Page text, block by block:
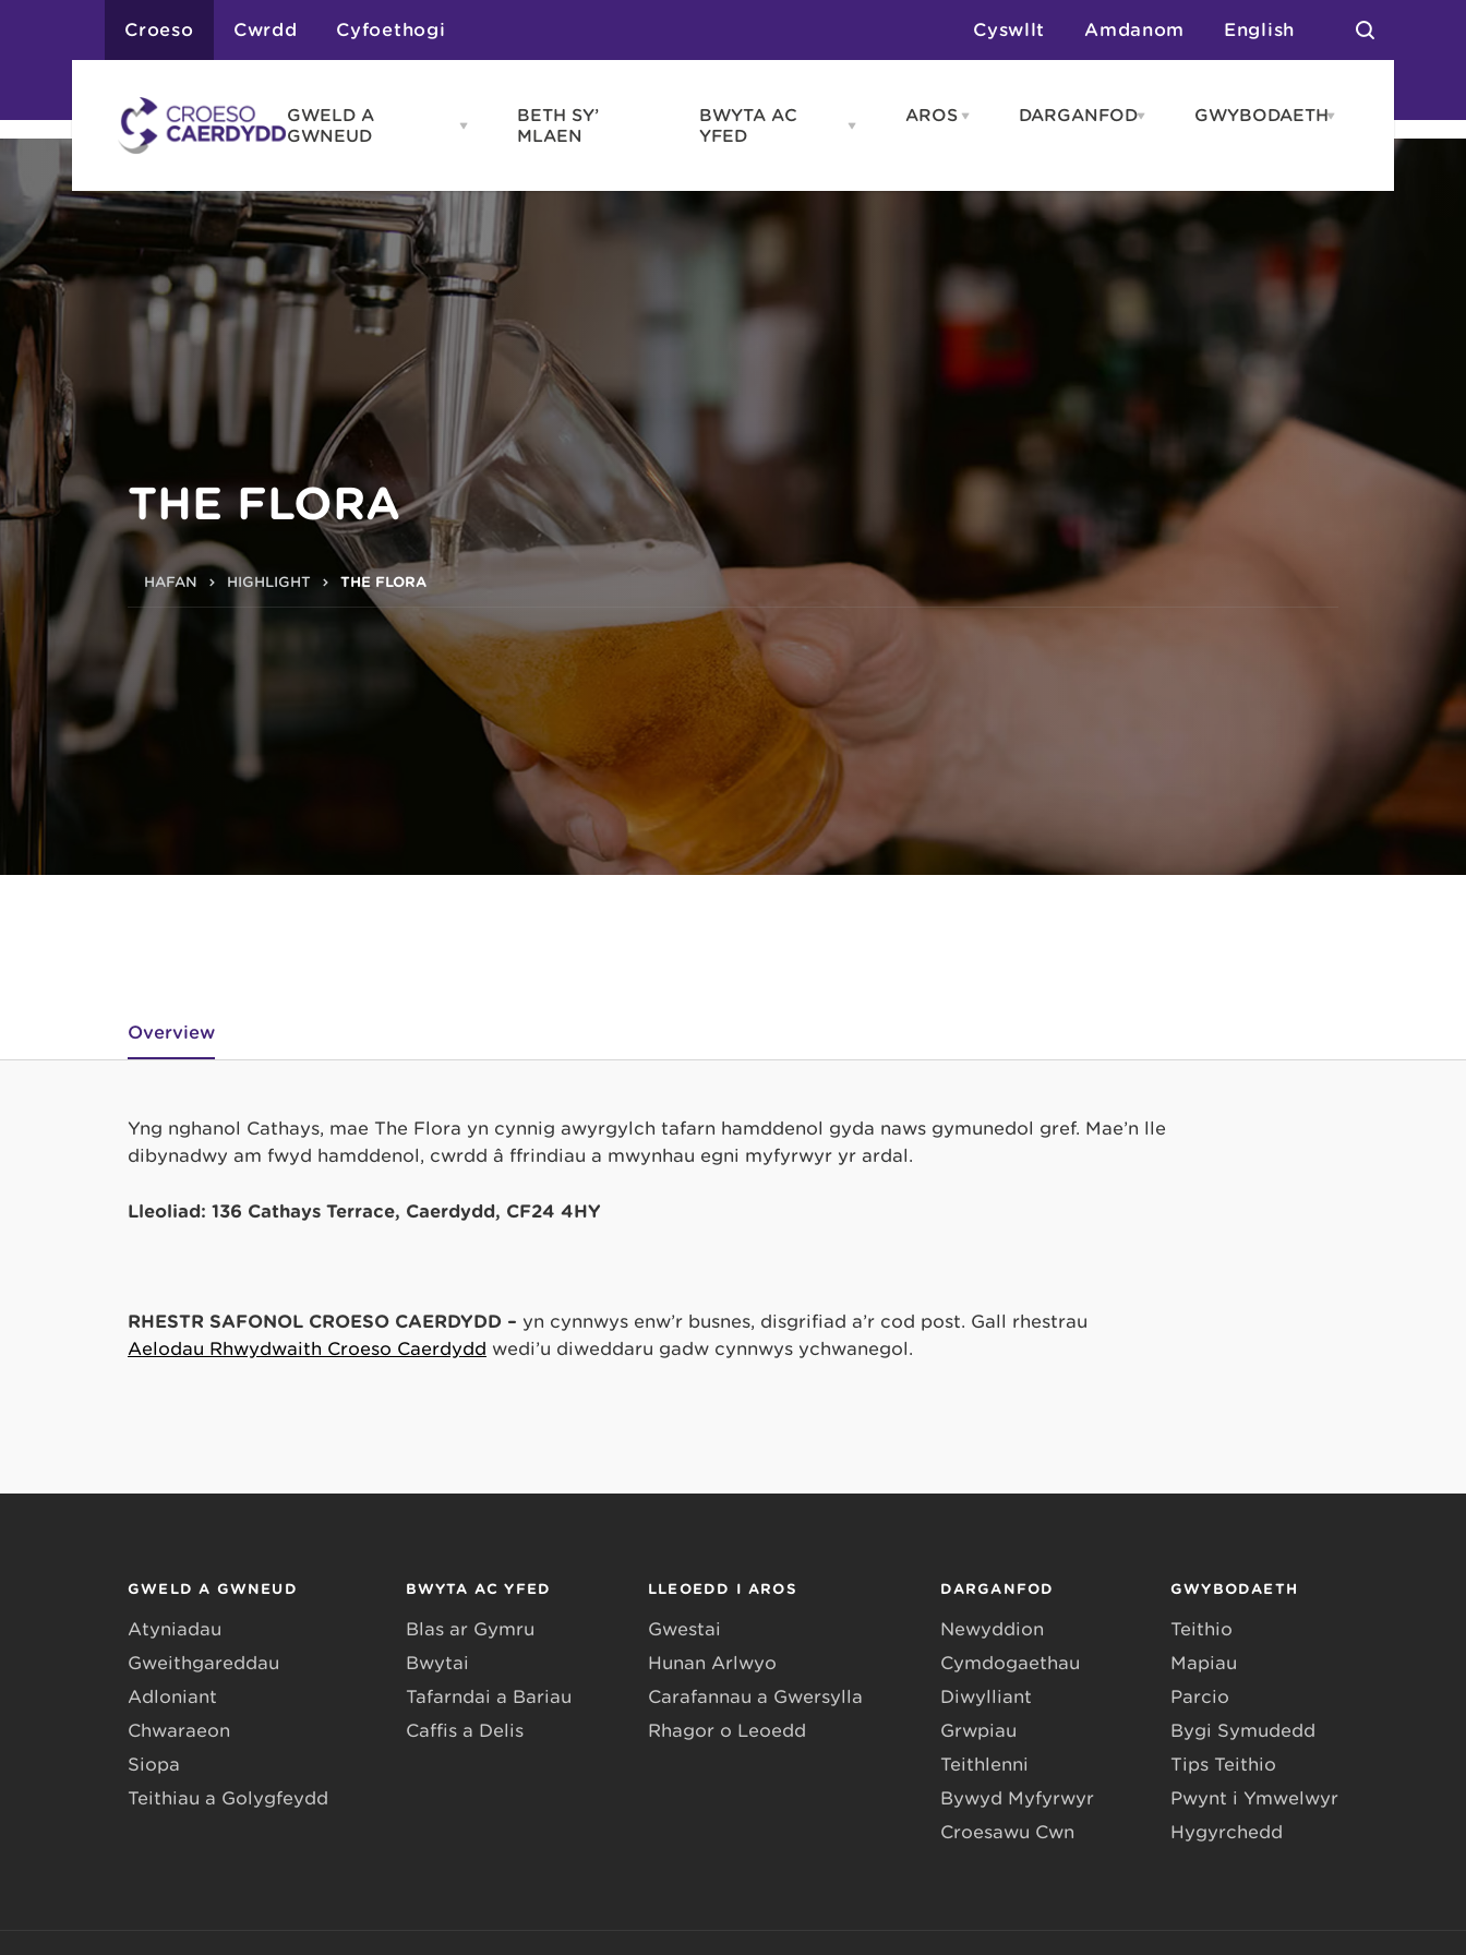
Croeso Cwrdd Cyfoethogi Cyswllt Amdanom English
GWELD A
GWNEUD
Open
GWNEUD
Atyniadau
Gweithgareddau
Adloniant
Chwaraeon
Siopa
Teithiau a Golygfeydd
BETH SY’
MLAEN
BWYTA AC
YFED
Open
YFED
Bwytai
AROS Open
Gwestai
Hunan Arlwyo
Rhagor o Leoedd
DARGANFODOpen
GWYBODAETHOpen
THE FLORA
HAFAN HIGHLIGHT THE FLORA
Overview
Yng nghanol Cathays, mae The Flora yn cynnig awyrgylch tafarn hamddenol gyda naws gymunedol gref. Mae’n lle
dibynadwy am fwyd hamddenol, cwrdd â ffrindiau a mwynhau egni myfyrwyr yr ardal.
Lleoliad: 136 Cathays Terrace, Caerdydd, CF24 4HY
RHESTR SAFONOL CROESO CAERDYDD – yn cynnwys enw’r busnes, disgrifiad a’r cod post. Gall rhestrau
Aelodau Rhwydwaith Croeso Caerdydd wedi’u diweddaru gadw cynnwys ychwanegol.
GWELD A GWNEUD
Atyniadau
Gweithgareddau
Adloniant
Chwaraeon
Siopa
Teithiau a Golygfeydd
BWYTA AC YFED
Blas ar Gymru
Bwytai
Tafarndai a Bariau
Caffis a Delis
LLEOEDD I AROS
Gwestai
Hunan Arlwyo
Carafannau a Gwersylla
Rhagor o Leoedd
DARGANFOD
Newyddion
Cymdogaethau
Diwylliant
Grwpiau
Teithlenni
Bywyd Myfyrwyr
Croesawu Cŵn
GWYBODAETH
Teithio
Mapiau
Parcio
Bygi Symudedd
Tips Teithio
Pwynt i Ymwelwyr
Hygyrchedd